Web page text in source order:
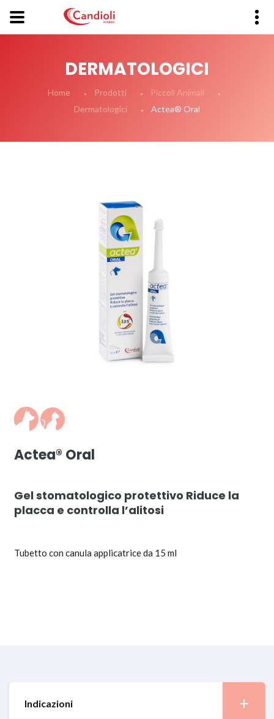
DERMATOLOGICI
Home Prodotti
Piccoli Animali
Dermatologici
Actea® Oral
Actea® Oral
Gel stomatologico protettivo Riduce la
placca e controlla l’alitosi
Tubetto con canula applicatrice da 15 ml
Indicazioni